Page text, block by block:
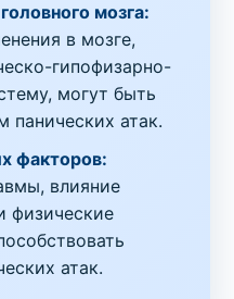
мозга:
в мозге,
гипофизарно-
могут быть
панических атак.
факторов:
влияние
атак.